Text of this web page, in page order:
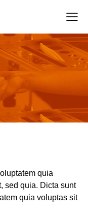
quia
sed quia. Dicta sunt
quia voluptas sit